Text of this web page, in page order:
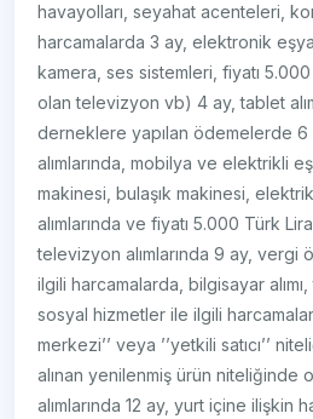
havayolları, seyahat acenteleri,
harcamalarda 3 ay, elektronik eşya
kamera, ses sistemleri, fiyatı
olan televizyon vb) 4 ay, tablet
derneklere yapılan ödemelerde 6
alımlarında, mobilya ve elektrikli
makinesi, bulaşık makinesi,
alımlarında ve fiyatı 5.000 Türk
televizyon alımlarında 9 ay, vergi
ilgili harcamalarda, bilgisayar alımı,
sosyal hizmetler ile ilgili
merkezi’’ veya ’’yetkili satıcı’’
alınan yenilenmiş ürün niteliğinde
alımlarında 12 ay, yurt içine ilişkin